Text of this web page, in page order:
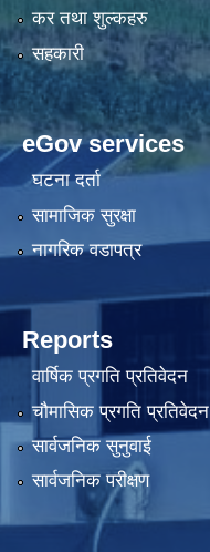
कर तथा शुल्कहरु
सहकारी
eGov services
घटना दर्ता
सामाजिक सुरक्षा
नागरिक वडापत्र
Reports
वार्षिक प्रगति प्रतिवेदन
चौमासिक प्रगति प्रतिवेदन
सार्वजनिक सुनुवाई
सार्वजनिक परीक्षण